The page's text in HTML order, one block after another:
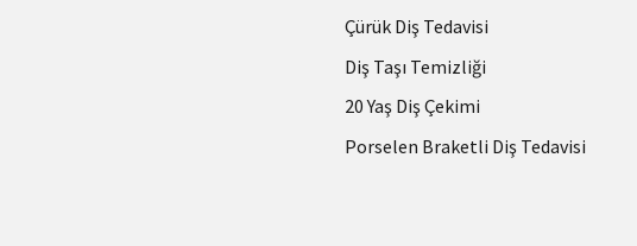
Çürük Diş Tedavisi
Diş Taşı Temizliği
20 Yaş Diş Çekimi
Porselen Braketli Diş Tedavisi